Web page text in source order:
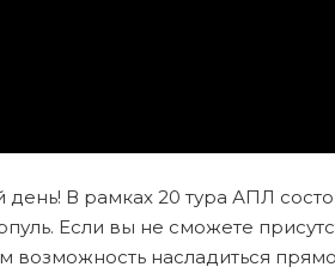
В рамках 20 тура АПЛ
Если вы не сможете
возможность насладиться